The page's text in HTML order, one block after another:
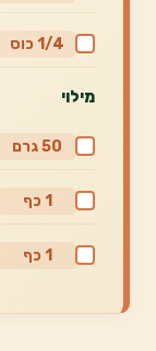
1/4 כוס
מילוי
50 גרם
1 כף
1 כף